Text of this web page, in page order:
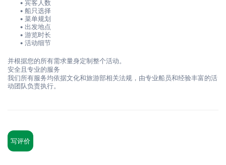
宾客人数
船只选择
菜单规划
出发地点
游览时长
活动细节
并根据您的所有需求量身定制整个活动。
安全且专业的服务
我们所有服务均依据文化和旅游部相关法规，由专业船员和经验丰富的活
动团队负责执行。
写评价